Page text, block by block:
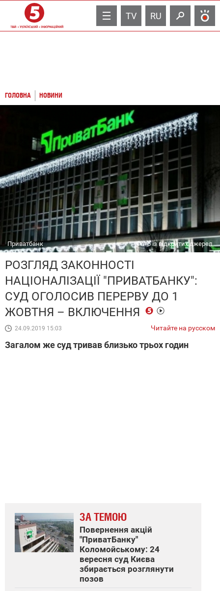
TV RU
ГОЛОВНА НОВИНИ
Приватбанк Фото із відкритих джерел
РОЗГЛЯД ЗАКОННОСТІ
НАЦІОНАЛІЗАЦІЇ "ПРИВАТБАНКУ":
СУД ОГОЛОСИВ ПЕРЕРВУ ДО 1
ЖОВТНЯ – ВКЛЮЧЕННЯ
24.09.2019 15:03 Читайте на русском
Загалом же суд тривав близько трьох годин
ЗА ТЕМОЮ
Повернення акцій
"ПриватБанку"
Коломойському: 24
вересня суд Києва
збирається розглянути
позов